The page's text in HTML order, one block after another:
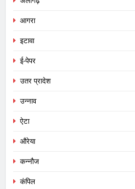
आगरा
इटावा
ई-पेपर
उतर प्रादेश
उन्नाव
ऐटा
औरेया
कन्नौज
कंपिल